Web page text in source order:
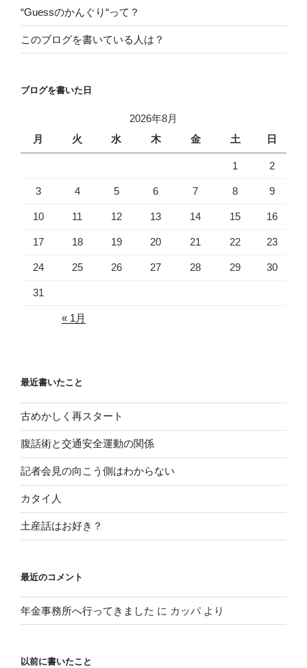
ョ
ン
“Guessのかんぐり“って？
このブログを書いている人は？
ブログを書いた日
2026年8月
月
火 水 木 金 土 日
1 2
3 4 5 6 7 8 9
10 11 12 13 14 15 16
17 18 19 20 21 22 23
24 25 26 27 28 29 30
31
« 1月
最近書いたこと
古めかしく再スタート
腹話術と交通安全運動の関係
記者会見の向こう側はわからない
カタイ人
土産話はお好き？
最近のコメント
年金事務所へ行ってきました に カッパより
以前に書いたこと